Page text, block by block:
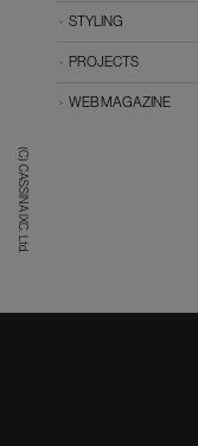
(C) CASSINA IXC. Ltd.
STYLING
PROJECTS
WEB MAGAZINE